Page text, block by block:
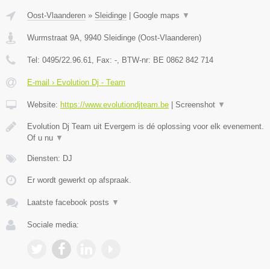
Oost-Vlaanderen » Sleidinge | Google maps ▼
Wurmstraat 9A 9940 Sleidinge (Oost-Vlaanderen)
Tel: 0495/22.96.61 , Fax: - , BTW-nr: BE 0862 842 714
E-mail › Evolution Dj - Team
Website: https://www.evolutiondjteam.be | Screenshot ▼
Evolution Dj Team uit Evergem is dé oplossing voor elk evenement.
Of u nu ▼
Diensten: DJ
Er wordt gewerkt op afspraak.
Laatste facebook posts ▼
Sociale media: